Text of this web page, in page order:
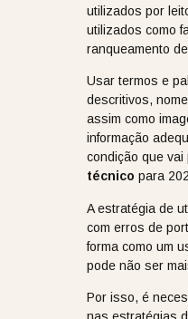
utilizados por
utilizados como
ranqueamento
Usar termos e
descritivos,
assim como
informação
condição que vai
técnico para
A estratégia de
com erros de
forma como um
pode não ser
Por isso, é